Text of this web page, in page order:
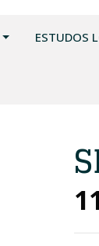
ESTUDOS